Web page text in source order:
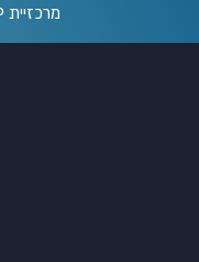
מרכזיית IP בענן קונקט | שרותי טלפוניה לעסקים בענן טלפון: 03-300-0000 |